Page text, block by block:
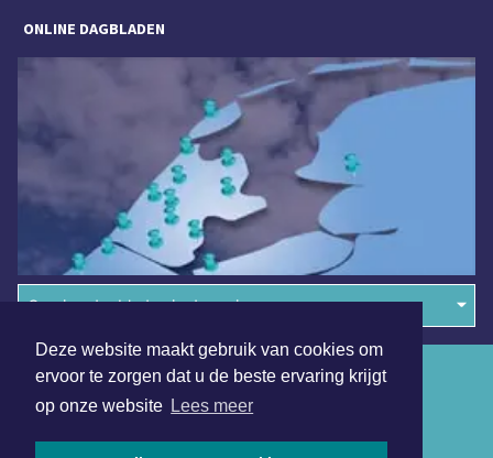
Deze website maakt gebruik van cookies om
ervoor te zorgen dat u de beste ervaring krijgt
op onze website Lees meer
ONLINE DAGBLADEN
Overige dagbladen in de regio
Algemene voorwaarden
Disclaimer